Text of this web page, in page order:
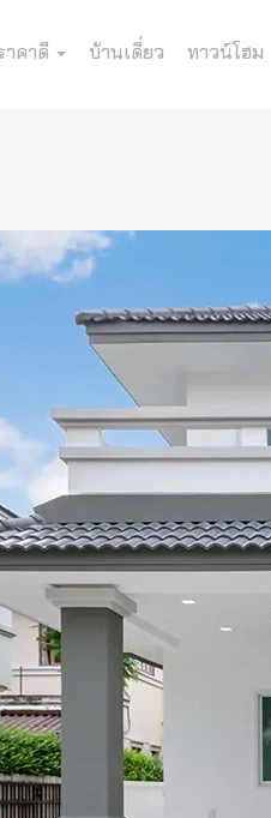
าคาดี บ้านเดี่ยว ทาวน์โฮม